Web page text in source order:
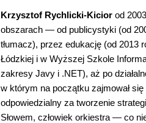
Krzysztof Rychlicki-Kicior od
obszarach — od publicystyki (od
tłumacz), przez edukację (od 2013
Łódzkiej i w Wyższej Szkole
zakresy Javy i .NET), aż po
w którym na początku zajmował
odpowiedzialny za tworzenie
Słowem, człowiek orkiestra — co